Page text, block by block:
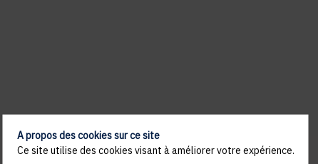
A propos des cookies sur ce site
Ce site utilise des cookies visant à améliorer votre expérience.